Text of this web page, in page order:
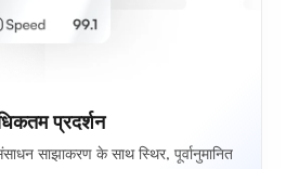
प्रदर्शन
साझाकरण के साथ स्थिर, पूर्वानुमानित